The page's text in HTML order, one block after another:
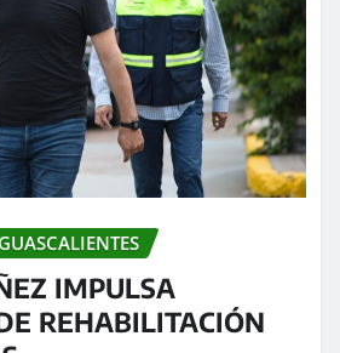
IMPULSA
REHABILITACIÓN